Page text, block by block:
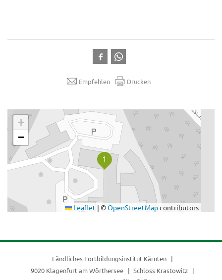
Empfehlen Drucken
+
−
Leaflet | ©OpenStreetMapcontributors
Ländliches Fortbildungsinstitut Kärnten
9020 Klagenfurt am Wörthersee
Schloss Krastowitz